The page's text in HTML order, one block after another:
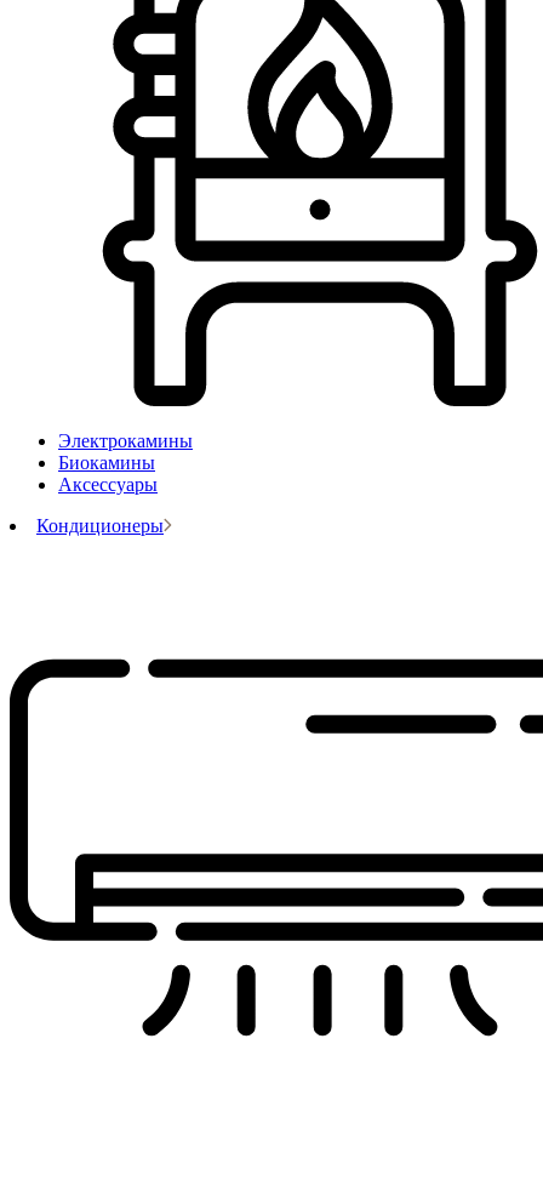
Электрокамины
Биокамины
Аксессуары
Кондиционеры